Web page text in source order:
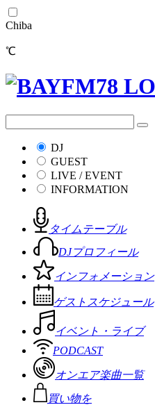
Chiba
℃
DJ
GUEST
LIVE / EVENT
INFORMATION
タイムテーブル
DJプロフィール
インフォメーション
ゲストスケジュール
イベント・ライブ
PODCAST
オンエア楽曲一覧
買い物を